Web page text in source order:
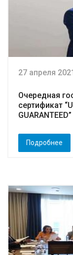
27 апреля
Очередная
сертификат
GUARANTEED”
Подробнее